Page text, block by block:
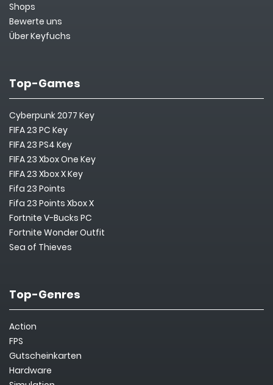
Shops
Bewerte uns
Über Keyfuchs
Top-Games
Cyberpunk 2077 Key
FIFA 23 PC Key
FIFA 23 PS4 Key
FIFA 23 Xbox One Key
FIFA 23 Xbox X Key
Fifa 23 Points
Fifa 23 Points Xbox X
Fortnite V-Bucks PC
Fortnite Wonder Outfit
Sea of Thieves
Top-Genres
Action
FPS
Gutscheinkarten
Hardware